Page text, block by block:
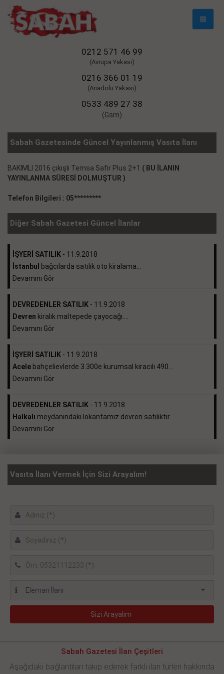
Mobil
0212 571 46 99
(Avrupa Yakası)
0216 366 01 19
(Anadolu Yakası)
0533 489 27 38
(Gsm)
Sabah Gazetesinde Güncel Yayınlanmış Vasıta İlanı
BAKIMLI 2016 çıkışlı Temsa Safir Plus 2+1 ( BU İLANIN
YAYINLANMA SÜRESİ DOLMUŞTUR )
Telefon Bilgileri : 05*********
Diğer Sabah Gazetesi Güncel İlanlar
İŞYERİ SATILIK - 11.9.2018
İstanbul
bağcılarda satılık oto kiralama...
Devamını Gör
DEVREDENLER SATILIK - 11.9.2018
Devren kiralık maltepede çayocağı....
Devamını Gör
İŞYERİ SATILIK - 11.9.2018
Acele bahçelievlerde 3.300e kurumsal kiracılı 490...
Devamını Gör
DEVREDENLER SATILIK - 11.9.2018
Halkalı meydanındaki lokantamız devren satılıktır....
Devamını Gör
Vasıta İlanı Vermek İçin Sizi Arayalım!
Sabah Gazetesi İlan Çeşitleri
Aşağıdaki bağlantıları takip ederek farklı ilan türleri hakkında